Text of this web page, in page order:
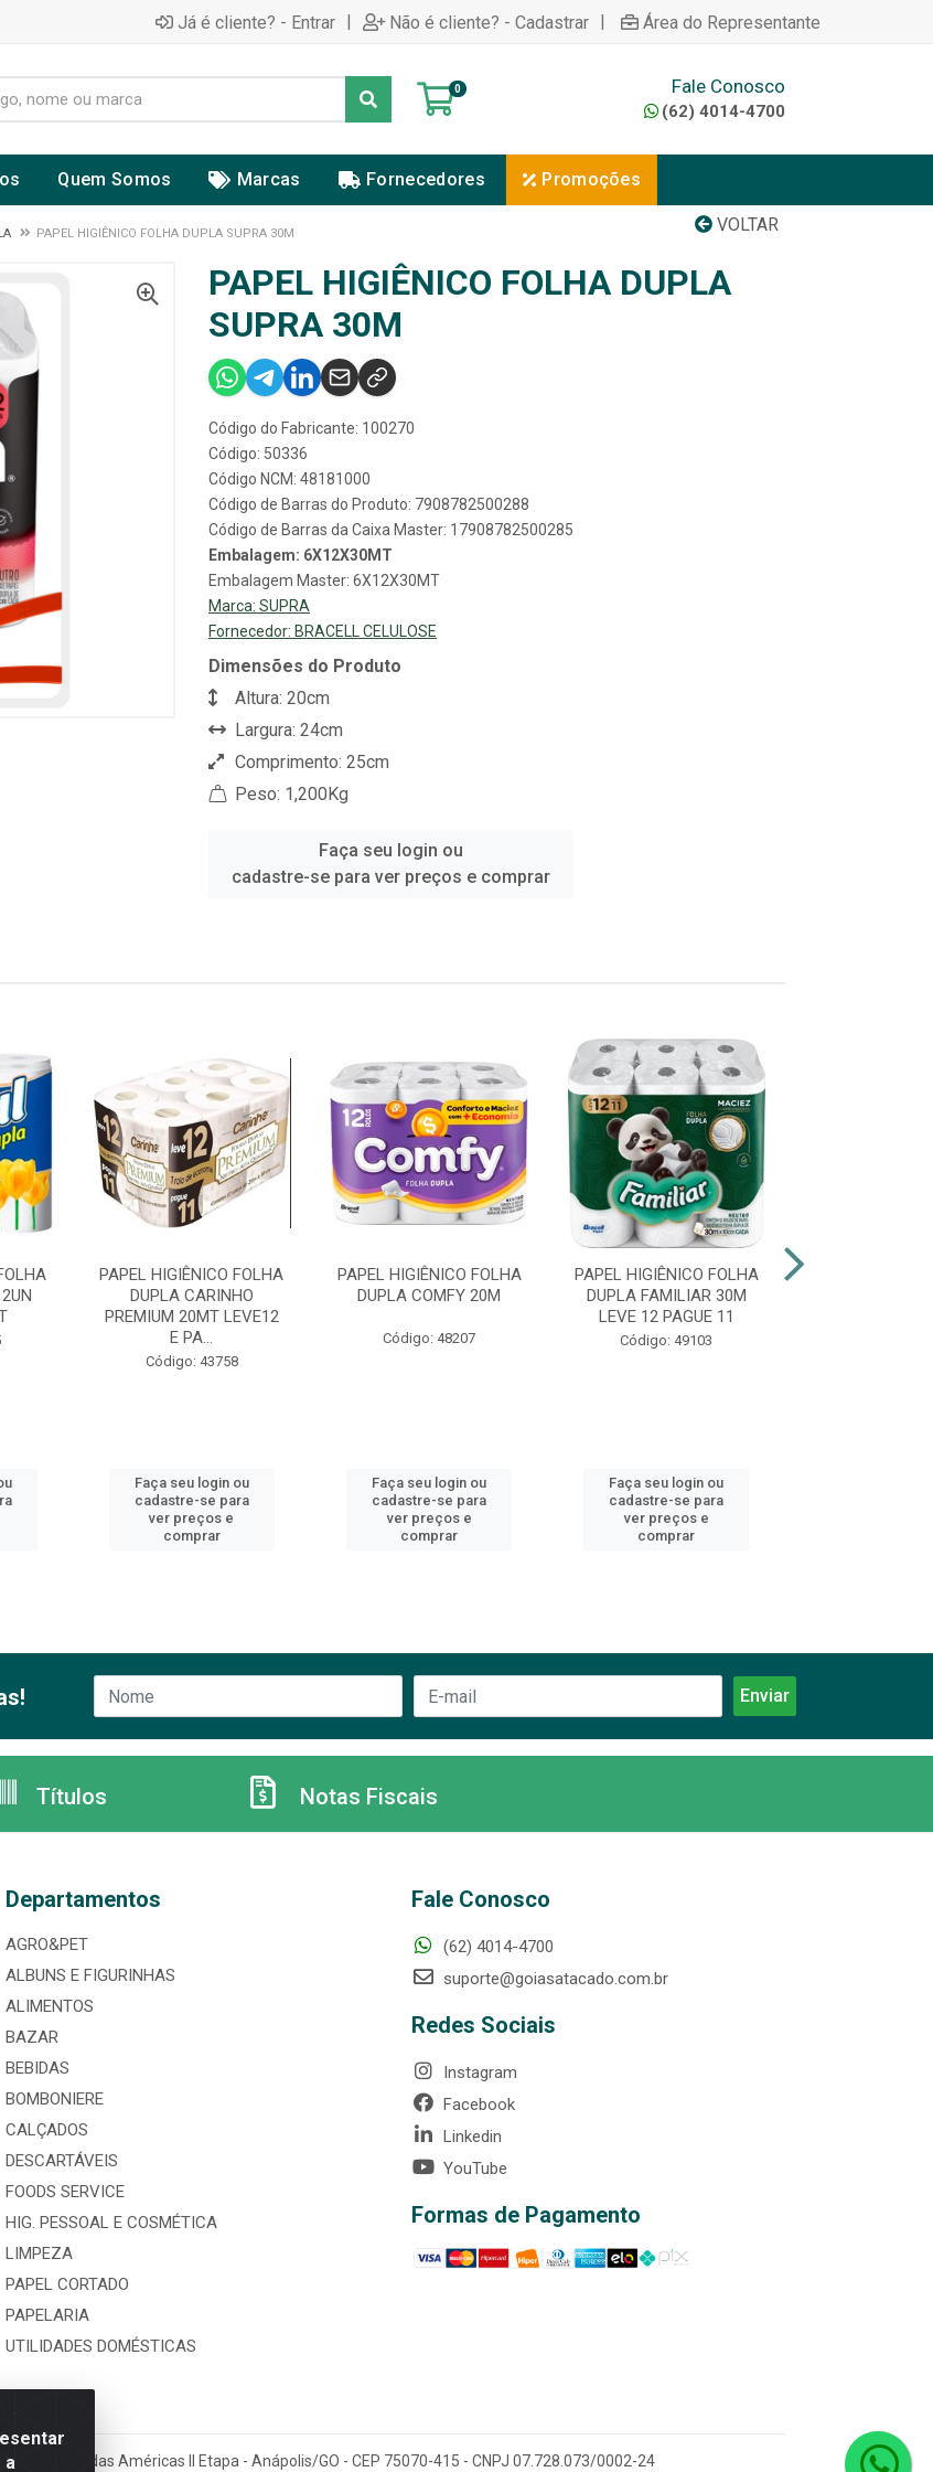
Já é cliente? - Entrar | Não é cliente? - Cadastrar | Área do Representante
0 Fale Conosco
(62) 4014-4700
Quem Somos Marcas Fornecedores Promoções
VOLTAR
PAPEL HIGIÊNICO FOLHA DUPLA SUPRA 30M
PAPEL HIGIÊNICO FOLHA DUPLA
SUPRA 30M
Código do Fabricante: 100270
Código: 50336
Código NCM: 48181000
Código de Barras do Produto: 7908782500288
Código de Barras da Caixa Master: 17908782500285
Embalagem: 6X12X30MT
Embalagem Master: 6X12X30MT
Marca: SUPRA
Fornecedor: BRACELL CELULOSE
Dimensões do Produto
Altura: 20cm
Largura: 24cm
Comprimento: 25cm
Peso: 1,200Kg
Faça seu login ou
cadastre-se para ver preços e comprar
PAPEL HIGIÊNICO FOLHA
DUPLA CARINHO
PREMIUM 20MT LEVE12
E PA...
Código: 43758
Faça seu login ou
cadastre-se para
ver preços e
comprar
PAPEL HIGIÊNICO FOLHA
DUPLA COMFY 20M
Código: 48207
Faça seu login ou
cadastre-se para
ver preços e
comprar
PAPEL HIGIÊNICO FOLHA
DUPLA FAMILIAR 30M
LEVE 12 PAGUE 11
Código: 49103
Faça seu login ou
cadastre-se para
ver preços e
comprar
a
Títulos Notas Fiscais
Departamentos
AGRO&PET
ALBUNS E FIGURINHAS
ALIMENTOS
BAZAR
BEBIDAS
BOMBONIERE
CALÇADOS
DESCARTÁVEIS
FOODS SERVICE
HIG. PESSOAL E COSMÉTICA
LIMPEZA
PAPEL CORTADO
PAPELARIA
UTILIDADES DOMÉSTICAS
Fale Conosco
(62) 4014-4700
suporte@goiasatacado.com.br
Redes Sociais
Instagram
Facebook
Linkedin
YouTube
Formas de Pagamento
Jardim das Américas II Etapa - Anápolis/GO - CEP 75070-415 - CNPJ 07.728.073/0002-24